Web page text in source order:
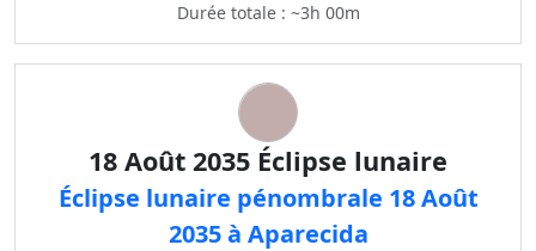
Durée totale : ~3h 00m
18 Août 2035 Éclipse lunaire
Éclipse lunaire pénombrale 18 Août
2035 à Aparecida